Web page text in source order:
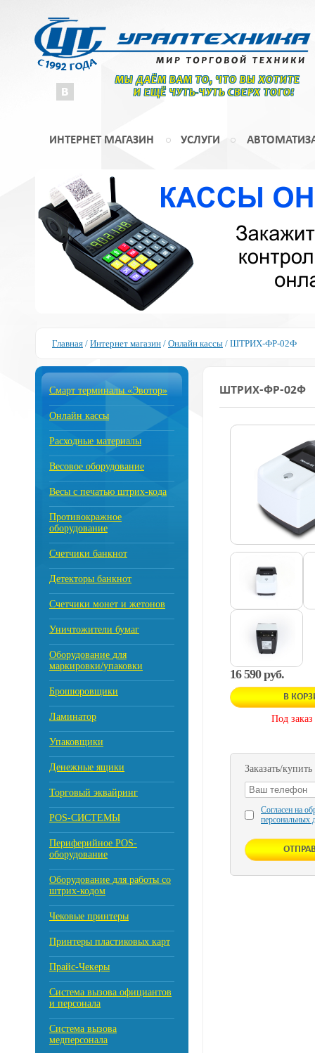
МЫ ДАЁМ ВАМ ТО, ЧТО ВЫ ХОТИТЕ
И ЕЩЁ ЧУТЬ-ЧУТЬ СВЕРХ ТОГО!
ИНТЕРНЕТ МАГАЗИН УСЛУГИ
Главная / Интернет магазин / Онлайн кассы / ШТРИХ-ФР-02Ф
Смарт терминалы «Эвотор»
Онлайн кассы
Расходные материалы
Весовое оборудование
Весы с печатью штрих-кода
Противокражное
оборудование
Счетчики банкнот
Детекторы банкнот
Счетчики монет и жетонов
Уничтожители бумаг
Оборудование для
маркировки/упаковки
Брошюровщики
Ламинатор
Упаковщики
Денежные ящики
Торговый эквайринг
POS-СИСТЕМЫ
Периферийное POS-
оборудование
Оборудование для работы со
штрих-кодом
Чековые принтеры
Принтеры пластиковых карт
Прайс-Чекеры
Cистема вызова официантов
и персонала
Система вызова
медперсонала
ШТРИХ-ФР-02Ф
16 590 руб.
В
Под
Заказать/
Согласен на
персональных